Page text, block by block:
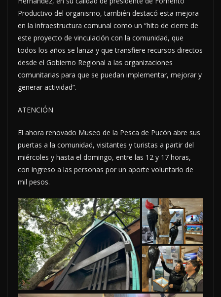
Productivo del organismo, también destacó esta mejora
en la infraestructura comunal como un “hito de cierre de
este proyecto de vinculación con la comunidad, que
todos los años se lanza y que transfiere recursos directos
desde el Gobierno Regional a las organizaciones
comunitarias para que se puedan implementar, mejorar y
generar actividad”.
ATENCIÓN
El ahora renovado Museo de la Pesca de Pucón abre sus
puertas a la comunidad, visitantes y turistas a partir del
miércoles y hasta el domingo, entre las 12 y 17 horas,
con ingreso a las personas por un aporte voluntario de
mil pesos.